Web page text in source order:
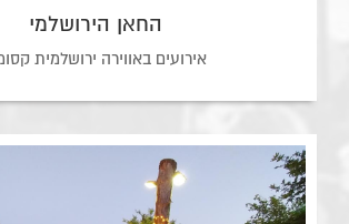
החאן הירושלמי
אירועים באווירה ירושלמית